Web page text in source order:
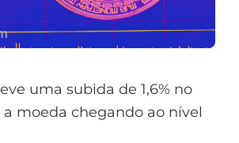
uma subida de 1,6% no
moeda chegando ao nível